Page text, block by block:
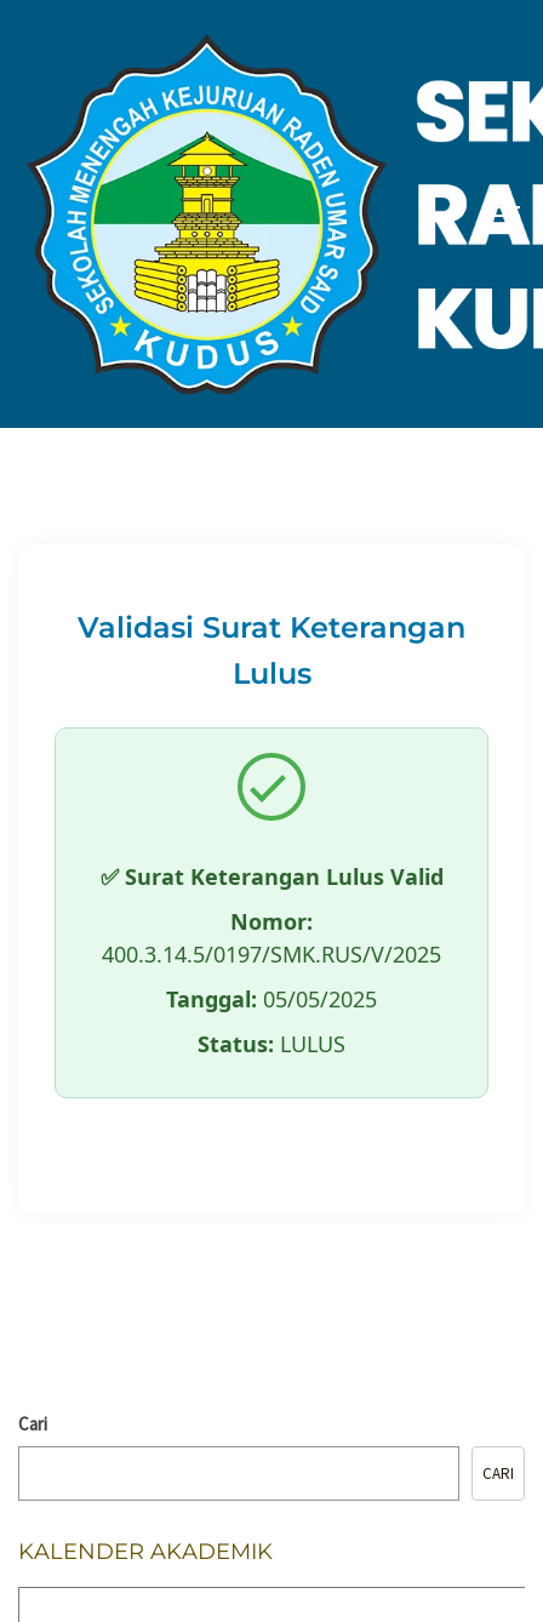
VALIDASI SKL
Validasi SKL
Validasi Surat Keterangan
Lulus
✅ Surat Keterangan Lulus Valid
Nomor:
400.3.14.5/0197/SMK.RUS/V/2025
Tanggal: 05/05/2025
Status: LULUS
Cari
CARI
KALENDER AKADEMIK